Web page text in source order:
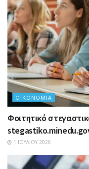
ΟΙΚΟΝΟΜΊΑ
Φοιτητικό
1 ΙΟΥΛΊΟΥ 2026